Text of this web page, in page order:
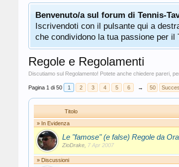
Benvenuto/a sul forum di Tennis-
Iscrivendoti con il pulsante qui a
che condividono la tua passione per
Regole e Regolamenti
Discutiamo sul Regolamento! Potete anche chiedere pareri,
Pagina 1 di 50 1 2 3 4 5 6 → 50
Titolo
» In Evidenza
Le "famose" (e false) Regole da
ZioDrake 7 Apr 2007
» Discussioni